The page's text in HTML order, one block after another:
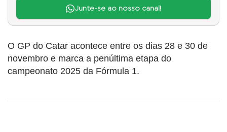
Junte-se ao nosso canal!
O GP do Catar acontece entre os dias 28 e 30 de
novembro e marca a penúltima etapa do
campeonato 2025 da Fórmula 1.